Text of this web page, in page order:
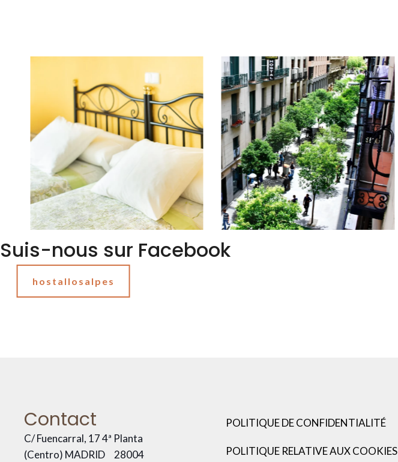
Suis-nous sur Facebook
hostallosalpes
Contact
C/ Fuencarral, 17 4ª Planta
(Centro) MADRID
28004
POLITIQUE DE CONFIDENTIALITÉ
POLITIQUE RELATIVE AUX COOKIES